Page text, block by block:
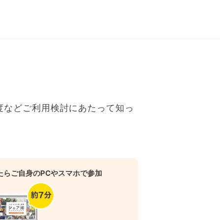
どご利用検討にあたって知っ
らご自身のPCやスマホで参加